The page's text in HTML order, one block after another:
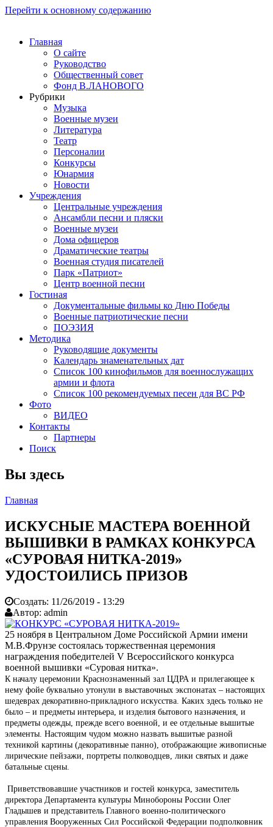
Перейти к основному содержанию
Главная
О сайте
Руководство
Общественный совет
Фонд В.ЛАНОВОГО
Рубрики
Музыка
Военные музеи
Литература
Театр
Персоналии
Конкурсы
Юнармия
Новости
Учреждения
Центральные учреждения
Ансамбли песни и пляски
Военные музеи
Дома офицеров
Драматические театры
Военная студия писателей
Парк «Патриот»
Центр военной песни
Гостиная
Документальные фильмы ко Дню Победы
Военные патриотические песни
ПОЭЗИЯ
Методика
Руководящие документы
Календарь знаменательных дат
Список 100 кинофильмов для военнослужащих
армии и флота
Список 100 рекомендуемых песен для ВС РФ
Фото
ВИДЕО
Контакты
Партнеры
Поиск
Вы здесь
Главная
ИСКУСНЫЕ МАСТЕРА ВОЕННОЙ
ВЫШИВКИ В РАМКАХ КОНКУРСА
«СУРОВАЯ НИТКА-2019»
УДОСТОИЛИСЬ ПРИЗОВ
Создать: 11/26/2019 - 13:29
Автор: admin
25 ноября в Центральном Доме Российской Армии имени
М.В.Фрунзе состоялась торжественная церемония
награждения победителей V Всероссийского конкурса
военной вышивки «Суровая нитка».
К началу церемонии Краснознаменный зал ЦДРА и прилегающее к
нему фойе буквально утонули в выставочных экспонатах – настоящих
шедеврах декоративно-прикладного искусства. Каких здесь только не
было – и предметы интерьера, и изделия бытового назначения, и
предметы одежды, прежде всего военной, и ее отдельные вышитые
элементы. Настоящим чудом можно назвать вышитые разной
техникой картины (декоративные панно), отображающие живописные
лирические пейзажи, портреты полководцев, лики святых и даже
батальные сцены.
Приветствовавшие участников и гостей конкурса, заместитель
директора Департамента культуры Минобороны России Олег
Гладышев и представитель Главного военно-политического
управления Вооруженных Сил Российской Федерации подполковник